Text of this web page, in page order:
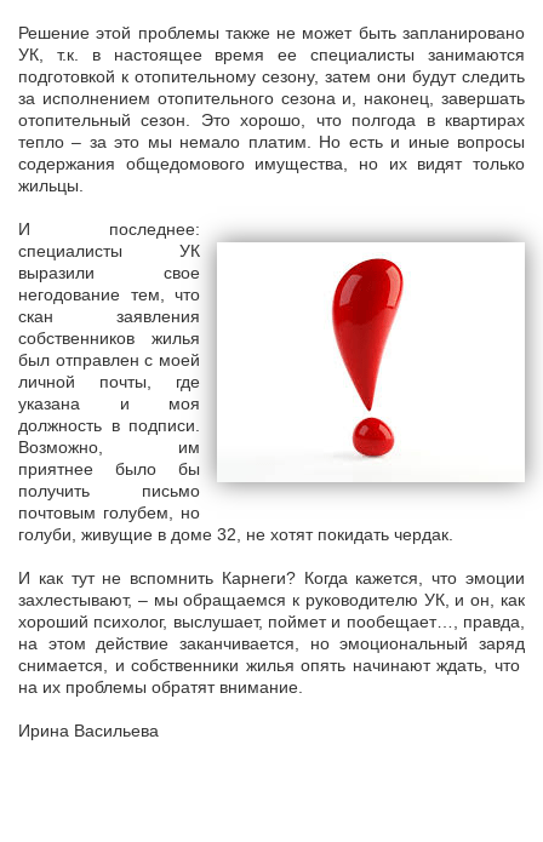
Решение этой проблемы также не может быть запланировано
УК, т.к. в настоящее время ее специалисты занимаются
подготовкой к отопительному сезону, затем они будут следить
за исполнением отопительного сезона и, наконец, завершать
отопительный сезон. Это хорошо, что полгода в квартирах
тепло – за это мы немало платим. Но есть и иные вопросы
содержания общедомового имущества, но их видят только
жильцы.
И последнее:
специалисты УК
выразили свое
негодование тем, что
скан заявления
собственников жилья
был отправлен с моей
личной почты, где
указана и моя
должность в подписи.
Возможно, им
приятнее было бы
получить письмо
почтовым голубем, но
голуби, живущие в доме 32, не хотят покидать чердак.
И как тут не вспомнить Карнеги? Когда кажется, что эмоции
захлестывают, – мы обращаемся к руководителю УК, и он, как
хороший психолог, выслушает, поймет и пообещает…, правда,
на этом действие заканчивается, но эмоциональный заряд
снимается, и собственники жилья опять начинают ждать, что
на их проблемы обратят внимание.
Ирина Васильева